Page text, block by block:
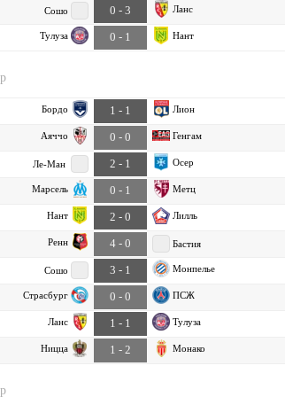
Сошо 0 - 3 Ланс
Тулуза 0 - 1 Нант
Бордо 1 - 1 Лион
Аяччо 0 - 0 Генгам
Ле-Ман 2 - 1 Осер
Марсель 0 - 1 Метц
Нант 2 - 0 Лилль
Ренн 4 - 0 Бастия
Сошо 3 - 1 Монпелье
Страсбург 0 - 0 ПСЖ
Ланс 1 - 1 Тулуза
Ницца 1 - 2 Монако